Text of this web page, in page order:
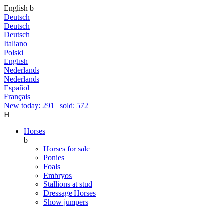
English b
Deutsch
Deutsch
Deutsch
Italiano
Polski
English
Nederlands
Nederlands
Español
Français
New today: 291 | sold: 572
H
Horses
b
Horses for sale
Ponies
Foals
Embryos
Stallions at stud
Dressage Horses
Show jumpers